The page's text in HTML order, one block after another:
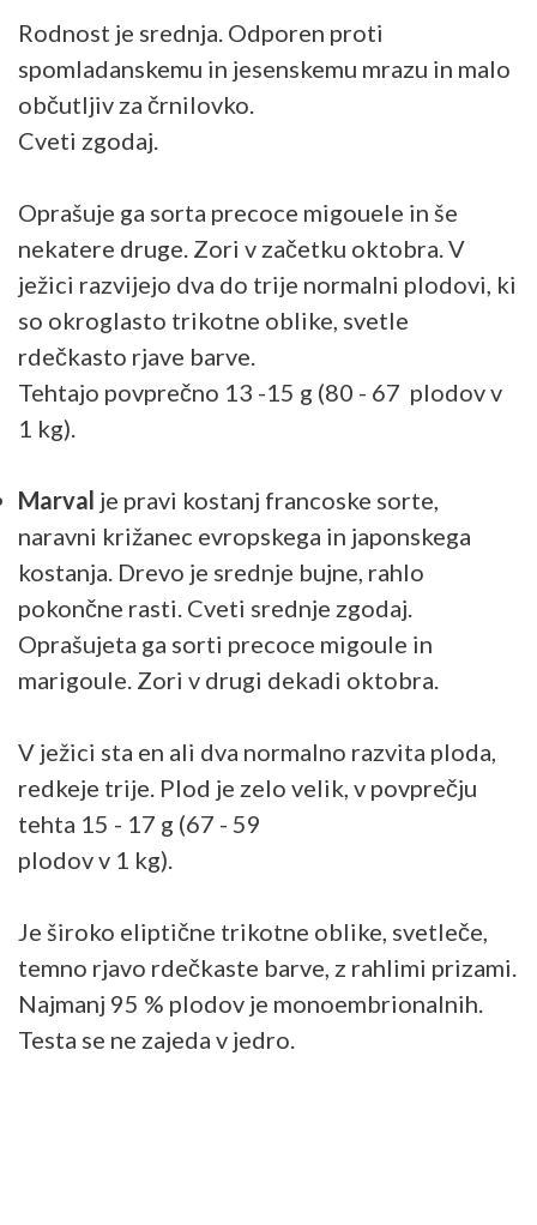
Rodnost je srednja. Odporen proti
spomladanskemu in jesenskemu mrazu in malo
občutljiv za črnilovko.
Cveti zgodaj.
Oprašuje ga sorta precoce migouele in še
nekatere druge. Zori v začetku oktobra. V
ježici razvijejo dva do trije normalni plodovi, ki
so okroglasto trikotne oblike, svetle
rdečkasto rjave barve.
Tehtajo povprečno 13 -15 g (80 - 67 plodov v
1 kg).
Marval je pravi kostanj francoske sorte,
naravni križanec evropskega in japonskega
kostanja. Drevo je srednje bujne, rahlo
pokončne rasti. Cveti srednje zgodaj.
Oprašujeta ga sorti precoce migoule in
marigoule. Zori v drugi dekadi oktobra.
V ježici sta en ali dva normalno razvita ploda,
redkeje trije. Plod je zelo velik, v povprečju
tehta 15 - 17 g (67 - 59
plodov v 1 kg).
Je široko eliptične trikotne oblike, svetleče,
temno rjavo rdečkaste barve, z rahlimi prizami.
Najmanj 95 % plodov je monoembrionalnih.
Testa se ne zajeda v jedro.